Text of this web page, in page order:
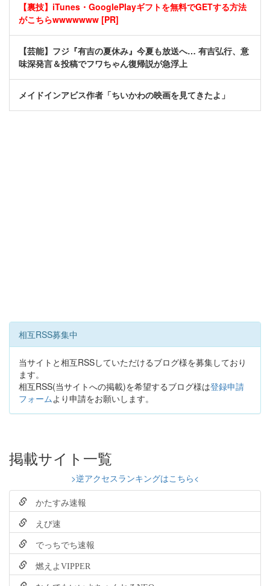
【裏技】iTunes・GooglePlayギフトを無料でGETする方法
がこちらwwwwwww [PR]
【芸能】フジ『有吉の夏休み』今夏も放送へ… 有吉弘行、意
味深発言＆投稿でフワちゃん復帰説が急浮上
メイドインアビス作者「ちいかわの映画を見てきたよ」
相互RSS募集中
当サイトと相互RSSしていただけるブログ様を募集しており
ます。
相互RSS(当サイトへの掲載)を希望するブログ様は登録申請
フォームより申請をお願いします。
掲載サイト一覧
>逆アクセスランキングはこちら<
かたすみ速報
えび速
でっちでち速報
燃えよVIPPER